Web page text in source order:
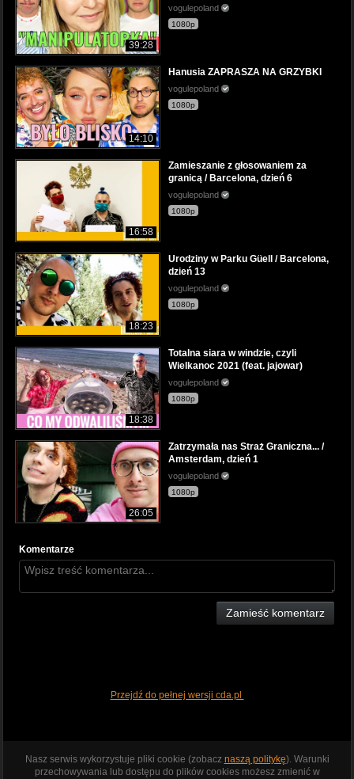
39:28
vogulepoland
1080p
14:10
Hanusia ZAPRASZA NA GRZYBKI
vogulepoland
1080p
16:58
Zamieszanie z głosowaniem za
granicą / Barcelona, dzień 6
vogulepoland
1080p
18:23
Urodziny w Parku Güell / Barcelona,
dzień 13
vogulepoland
1080p
18:38
Totalna siara w windzie, czyli
Wielkanoc 2021 (feat. jajowar)
vogulepoland
1080p
26:05
Zatrzymała nas Straż Graniczna... /
Amsterdam, dzień 1
vogulepoland
1080p
Komentarze
Zamieść komentarz
Przejdź do pełnej wersji cda.pl
Nasz serwis wykorzystuje pliki cookie (zobacz naszą politykę). Warunki
przechowywania lub dostępu do plików cookies możesz zmienić w